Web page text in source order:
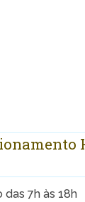
das 7h às 18h